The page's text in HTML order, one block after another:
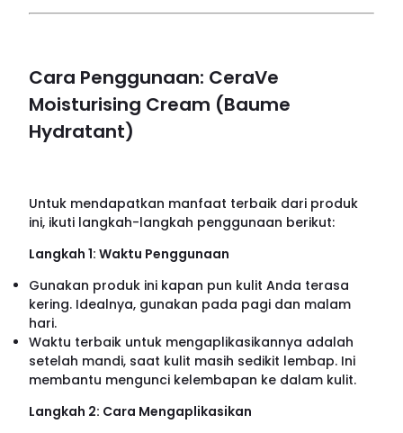
Cara Penggunaan: CeraVe
Moisturising Cream (Baume
Hydratant)
Untuk mendapatkan manfaat terbaik dari produk
ini, ikuti langkah-langkah penggunaan berikut:
Langkah 1: Waktu Penggunaan
Gunakan produk ini kapan pun kulit Anda terasa
kering. Idealnya, gunakan pada pagi dan malam
hari.
Waktu terbaik untuk mengaplikasikannya adalah
setelah mandi, saat kulit masih sedikit lembap. Ini
membantu mengunci kelembapan ke dalam kulit.
Langkah 2: Cara Mengaplikasikan